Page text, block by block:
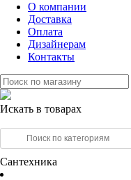
О компании
Доставка
Оплата
Дизайнерам
Контакты
Искать в товарах
Сантехника